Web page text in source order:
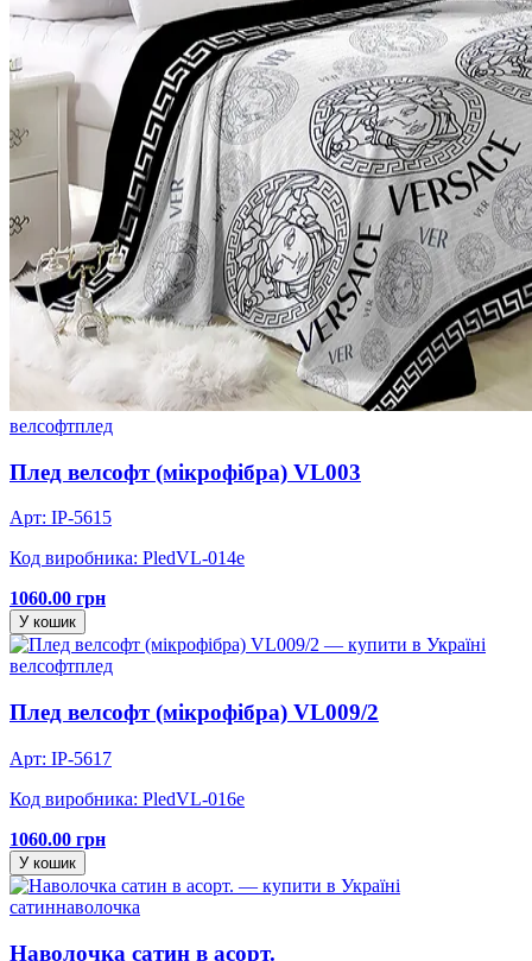
велсофтплед
Плед велсофт (мікрофібра) VL003
Арт: IP-5615
Код виробника: PledVL-014e
1060.00 грн
У кошик
велсофтплед
Плед велсофт (мікрофібра) VL009/2
Арт: IP-5617
Код виробника: PledVL-016e
1060.00 грн
У кошик
сатиннаволочка
Наволочка сатин в асорт.